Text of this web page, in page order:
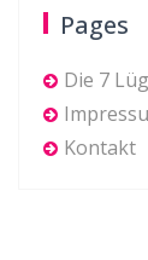
Pages
Die 7
Kontakt